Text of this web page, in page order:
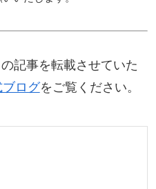
記事を転載させていた
ログをご覧ください。